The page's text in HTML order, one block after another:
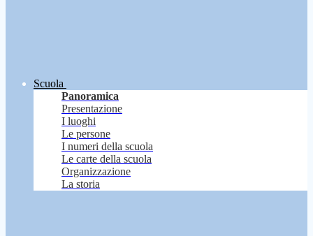
Scuola
Panoramica
Presentazione
I luoghi
Le persone
I numeri della scuola
Le carte della scuola
Organizzazione
La storia